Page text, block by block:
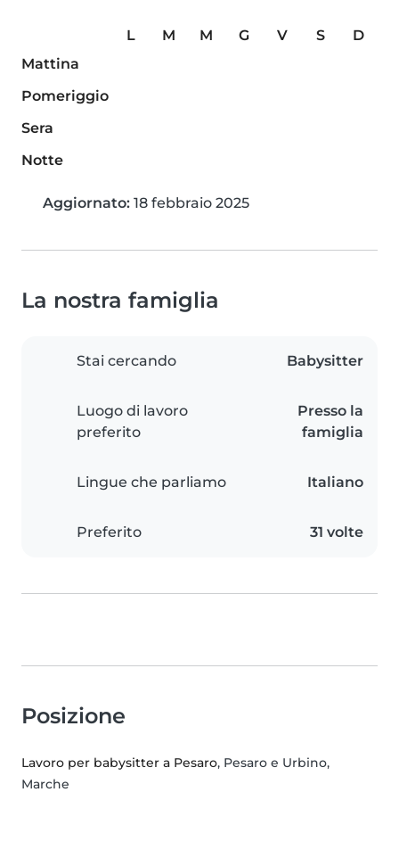
L M M G V S
D
Mattina
Pomeriggio
Sera
Notte
Aggiornato: 18 febbraio 2025
La nostra famiglia
Stai cercando Babysitter
Luogo di lavoro
preferito
Presso la
famiglia
Lingue che parliamo Italiano
Preferito 31 volte
Posizione
Lavoro per babysitter a Pesaro, Pesaro e Urbino,
Marche